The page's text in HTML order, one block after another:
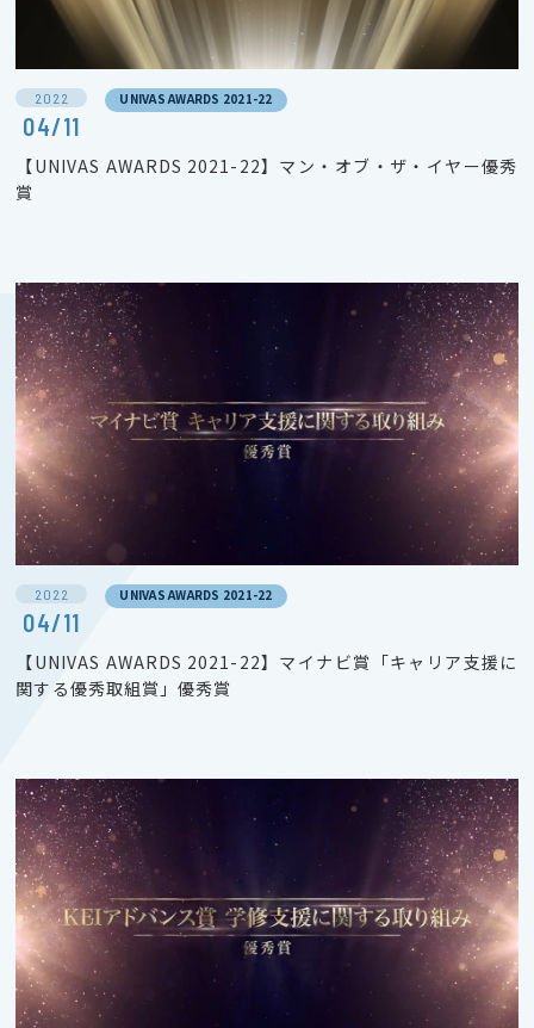
2022
04/11
UNIVAS AWARDS 2021-22
【UNIVAS AWARDS 2021-22】マン・オブ・ザ・イヤー優秀
賞
2022
04/11
UNIVAS AWARDS 2021-22
【UNIVAS AWARDS 2021-22】マイナビ賞「キャリア支援に
関する優秀取組賞」優秀賞